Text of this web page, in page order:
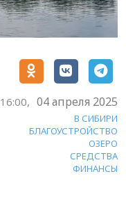
16:00, 04 апреля 2025
В СИБИРИ
БЛАГОУСТРОЙСТВО
ОЗЕРО
СРЕДСТВА
ФИНАНСЫ